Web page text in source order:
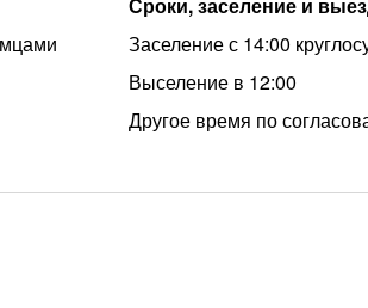
Заселение с 14:00
Выселение в 12:00
Другое время по